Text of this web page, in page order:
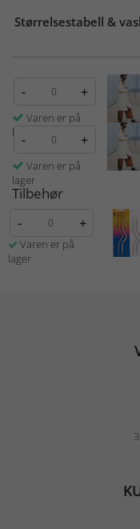
Størrelsestabell &
- +
Varen er på
lager
- +
Varen er på
lager
Tilbehør
- +
Varen er på
lager